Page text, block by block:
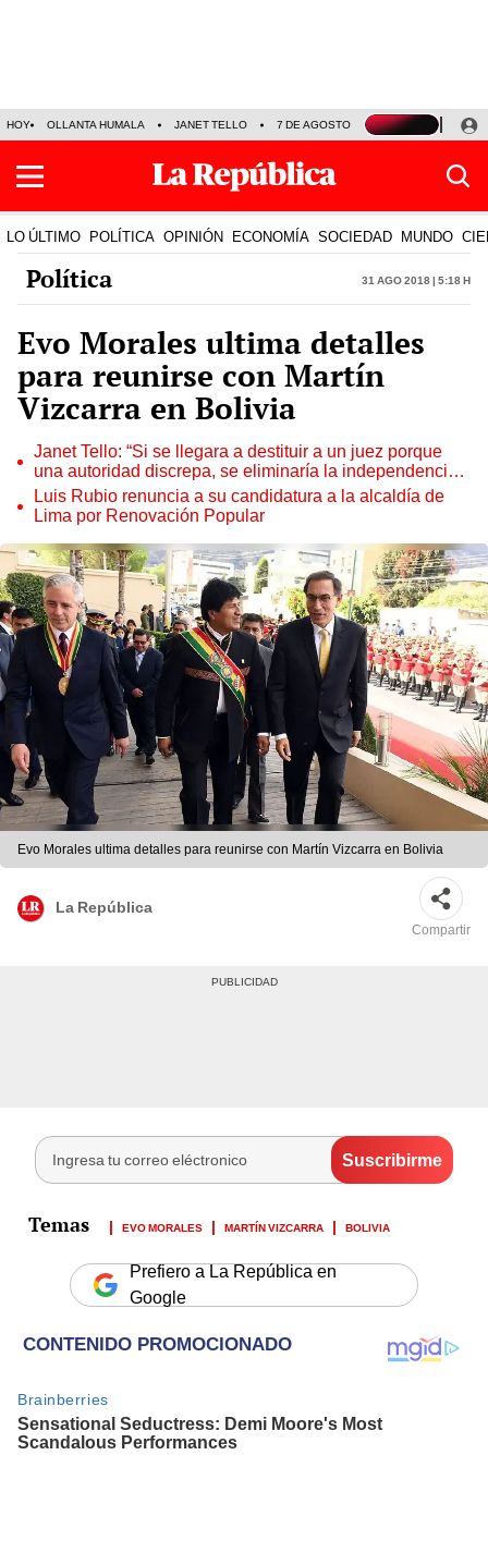
HOY OLLANTA HUMALA JANET TELLO 7 DE AGOSTO TINKA RESULTADOS
LO ÚLTIMO POLÍTICA OPINIÓN ECONOMÍA SOCIEDAD MUNDO
Política 31 Ago 2018 | 5:18 h
Evo Morales ultima detalles
para reunirse con Martín
Vizcarra en Bolivia
Janet Tello: “Si se llegara a destituir a un juez porque
una autoridad discrepa, se eliminaría la independencia
judicial”
Luis Rubio renuncia a su candidatura a la alcaldía de
Lima por Renovación Popular
Evo Morales ultima detalles para reunirse con Martín Vizcarra en Bolivia
La República
Compartir
EVO MORALES MARTÍN VIZCARRA BOLIVIA
Prefiero a La República en
Google